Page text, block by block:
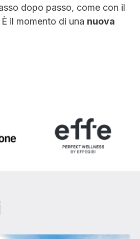
dopo passo, come con il
È il momento di una nuova